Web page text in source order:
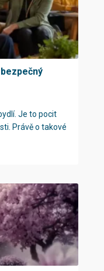
Je to pocit
Právě o takové